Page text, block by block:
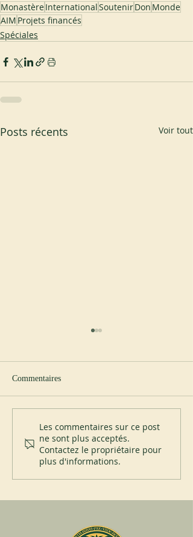
MonastèreInternationalSoutenirDon Monde
AIM Projets financés
Spéciales
Posts récents Voir tout
Vers le Jubilé : construire le
réseau mondial
Commentaires
Les commentaires sur ce post
ne sont plus acceptés.
Contactez le propriétaire pour
plus d'informations.